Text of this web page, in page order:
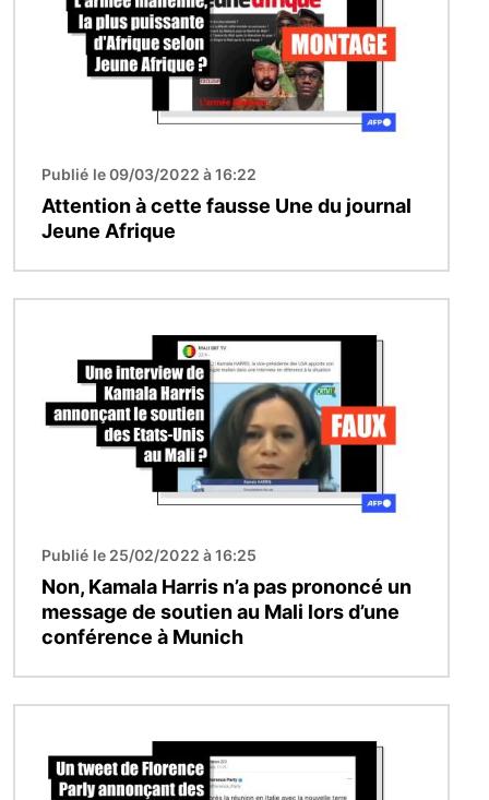
Publié le 09/03/2022 à 16:22
Attention à cette fausse Une du journal
Jeune Afrique
Publié le 25/02/2022 à 16:25
Non, Kamala Harris n’a pas prononcé un
message de soutien au Mali lors d’une
conférence à Munich